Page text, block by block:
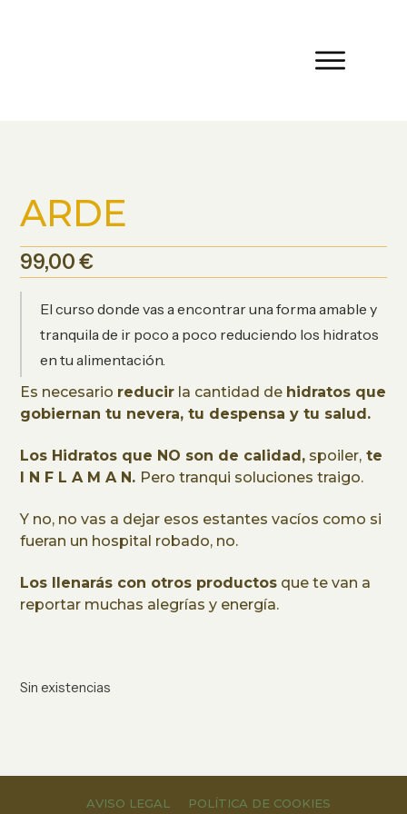
ARDE
99,00€
El curso donde vas a encontrar una forma amable y
tranquila de ir poco a poco reduciendo los hidratos
en tu alimentación.
Es necesario reducir la cantidad de hidratos que
gobiernan tu nevera, tu despensa y tu salud.
Los Hidratos que NO son de calidad, spoiler, te
I N F L A M A N. Pero tranqui soluciones traigo.
Y no, no vas a dejar esos estantes vacíos como si
fueran un hospital robado, no.
Los llenarás con otros productos que te van a
reportar muchas alegrías y energía.
Sin existencias
AVISO LEGAL POLÍTICA DE COOKIES